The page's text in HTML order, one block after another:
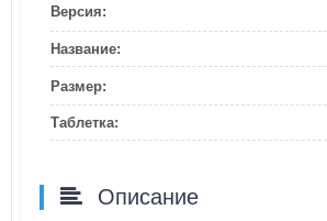
Версия:
Название:
Размер:
Таблетка:
Описание